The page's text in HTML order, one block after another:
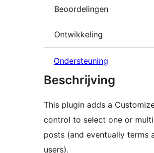
Beoordelingen
Ontwikkeling
Ondersteuning
Beschrijving
This plugin adds a
control to select one or
posts (and eventually terms
users).